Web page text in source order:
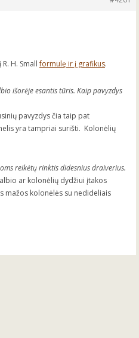
H. Smallformulę ir į grafikus.
išorėje esantis tūris. Kaip pavyzdys
pavyzdys čia taip pat
yra tampriai surišti. Kolonėlių
reikėtų rinktis didesnius draiverius.
ar kolonėlių dydžiui įtakos
mažos kolonėlės su nedideliais